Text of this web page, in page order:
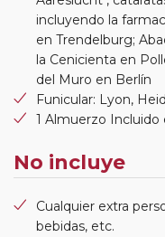
incluyendo la
en Trendelburg;
la Cenicienta en
del Muro en Berlín
Funicular: Lyon,
1 Almuerzo Incluido
No incluye
Cualquier extra
bebidas, etc.